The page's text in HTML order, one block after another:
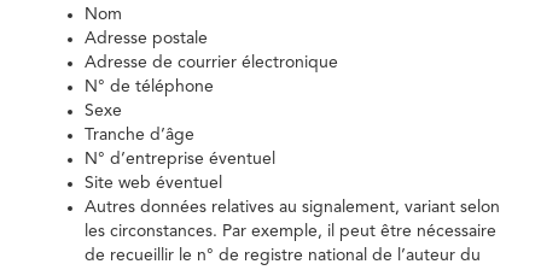
Nom
Adresse postale
Adresse de courrier électronique
N° de téléphone
Sexe
Tranche d’âge
N° d’entreprise éventuel
Site web éventuel
Autres données relatives au signalement, variant selon
les circonstances. Par exemple, il peut être nécessaire
de recueillir le n° de registre national de l’auteur du